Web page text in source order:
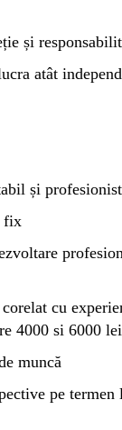
și
atât
și profesionist
fix
cu
4000 si 6000
muncă
pe termen